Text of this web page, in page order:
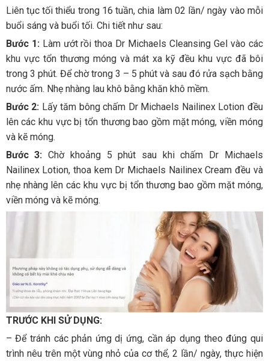
Liên tục tối thiểu trong 16 tuần, chia làm 02 lần/ ngày vào mỗi
buổi sáng và buổi tối. Chi tiết như sau:
Bước 1: Làm ướt rồi thoa Dr Michaels Cleansing Gel vào các
khu vực tổn thương móng và mát xa kỹ đều khu vực đã bôi
trong 3 phút. Để chờ trong 3 – 5 phút và sau đó rửa sạch bằng
nước ấm. Nhẹ nhàng lau khô bằng khăn khô mềm.
Bước 2: Lấy tăm bông chấm Dr Michaels Nailinex Lotion đều
lên các khu vực bị tổn thương bao gồm mặt móng, viền móng
và kẽ móng.
Bước 3:Chờ khoảng 5 phút sau khi chấm Dr Michaels
Nailinex Lotion, thoa kem Dr Michaels Nailinex Cream đều và
nhẹ nhàng lên các khu vực bị tổn thương bao gồm mặt móng,
viền móng và kẽ móng. ​
TRƯỚC KHI SỬ DỤNG:
– Để tránh các phản ứng dị ứng, cần áp dụng theo đúng qui
trình nêu trên một vùng nhỏ của cơ thể, 2 lần/ ngày, thực hiện